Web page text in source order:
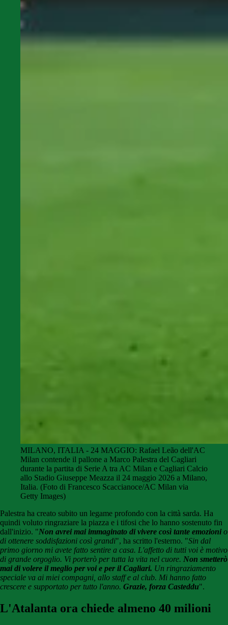
MILANO, ITALIA - 24 MAGGIO: Rafael Leão dell'AC
Milan contende il pallone a Marco Palestra del Cagliari
durante la partita di Serie A tra AC Milan e Cagliari Calcio
allo Stadio Giuseppe Meazza il 24 maggio 2026 a Milano,
Italia. (Foto di Francesco Scaccianoce/AC Milan via
Getty Images)
Palestra ha creato subito un legame profondo con la città sarda. Ha
quindi voluto ringraziare la piazza e i tifosi che lo hanno sostenuto fin
dall'inizio. "Non avrei mai immaginato di vivere così tante emozionio
di ottenere soddisfazioni così grandi", ha scritto l'esterno. "Sin dal
primo giorno mi avete fatto sentire a casa. L'affetto di tutti voi è motivo
di grande orgoglio. Vi porterò per tutta la vita nel cuore. Non smetterò
mai di volere il meglio per voi e per il Cagliari. Un ringraziamento
speciale va ai miei compagni, allo staff e al club. Mi hanno fatto
crescere e supportato per tutto l'anno. Grazie, forza Casteddu".
L'Atalanta ora chiede almeno 40 milioni